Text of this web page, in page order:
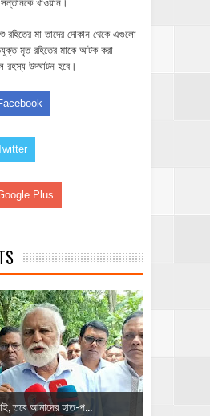
খাওয়ান।
রহিতের মা তাদের দোকান থেকে এগুলো
মৃত রহিতের মাকে আটক করা
রহস্য উদঘাটন হবে।
Plus
তবে আমাদের হাত-প...